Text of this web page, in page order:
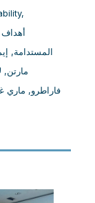
,
أهداف
المستدامة,
مارتن,
فاراطرو, ماري